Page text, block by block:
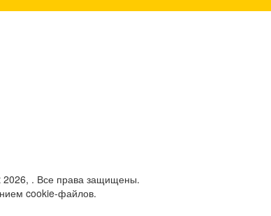
2026, . Все права защищены.
cookie-файлов.